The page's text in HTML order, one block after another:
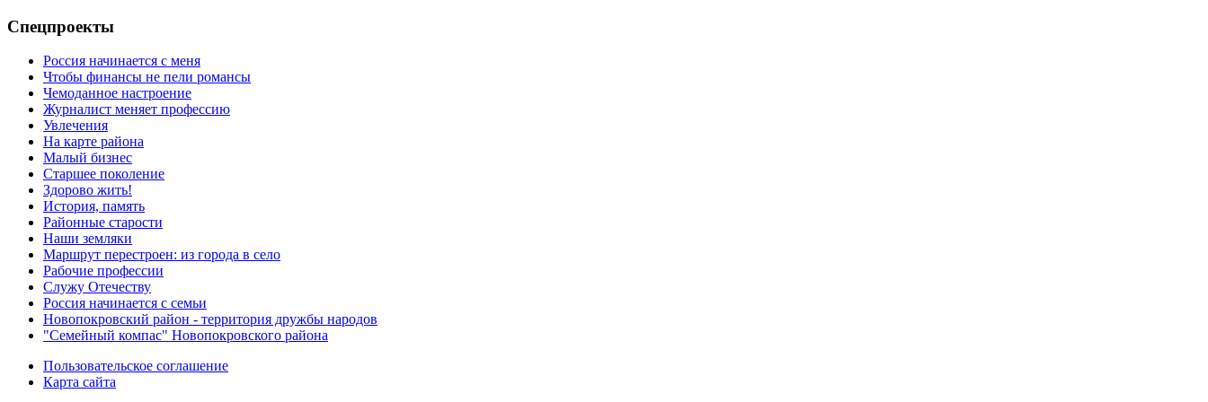
Спецпроекты
Россия начинается с меня
Чтобы финансы не пели романсы
Чемоданное настроение
Журналист меняет профессию
Увлечения
На карте района
Малый бизнес
Старшее поколение
Здорово жить!
История, память
Районные старости
Наши земляки
Маршрут перестроен: из города в село
Рабочие профессии
Служу Отечеству
Россия начинается с семьи
Новопокровский район - территория дружбы народов
"Семейный компас" Новопокровского района
Пользовательское соглашение
Карта сайта